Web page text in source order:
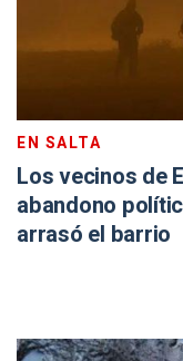
EN SALTA
Los vecinos de
abandono
arrasó el barrio